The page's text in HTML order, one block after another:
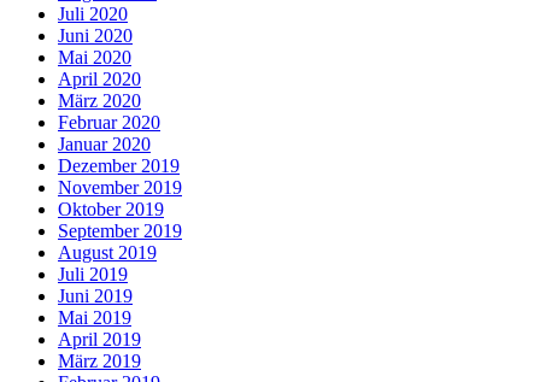
Juli 2020
Juni 2020
Mai 2020
April 2020
März 2020
Februar 2020
Januar 2020
Dezember 2019
November 2019
Oktober 2019
September 2019
August 2019
Juli 2019
Juni 2019
Mai 2019
April 2019
März 2019